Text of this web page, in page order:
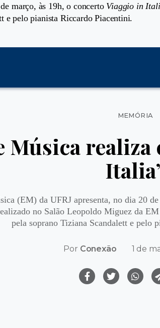
março, às 19h, o concerto Viaggio in
e pelo pianista Riccardo Piacentini.
MEMÓRIA
Música
(EM) da UFRJ apresenta, no dia 20
no Salão Leopoldo Miguez da
pela soprano Tiziana Scandalett e pelo
Por Conexão 1 de